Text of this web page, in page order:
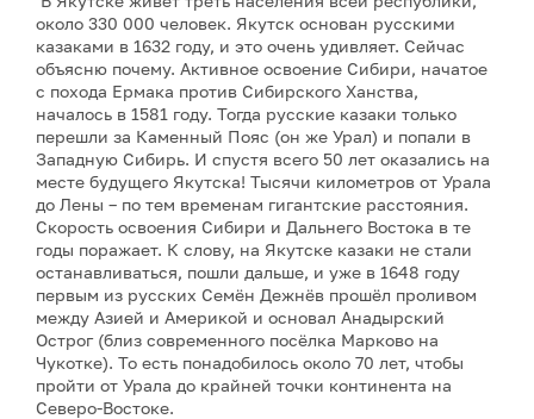
около 330 000 человек. Якутск основан русскими
казаками в 1632 году, и это очень удивляет. Сейчас
объясню почему. Активное освоение Сибири, начатое
с похода Ермака против Сибирского Ханства,
началось в 1581 году. Тогда русские казаки только
перешли за Каменный Пояс (он же Урал) и попали в
Западную Сибирь. И спустя всего 50 лет оказались на
месте будущего Якутска! Тысячи километров от Урала
до Лены – по тем временам гигантские расстояния.
Скорость освоения Сибири и Дальнего Востока в те
годы поражает. К слову, на Якутске казаки не стали
останавливаться, пошли дальше, и уже в 1648 году
первым из русских Семён Дежнёв прошёл проливом
между Азией и Америкой и основал Анадырский
Острог (близ современного посёлка Марково на
Чукотке). То есть понадобилось около 70 лет, чтобы
пройти от Урала до крайней точки континента на
Северо-Востоке.